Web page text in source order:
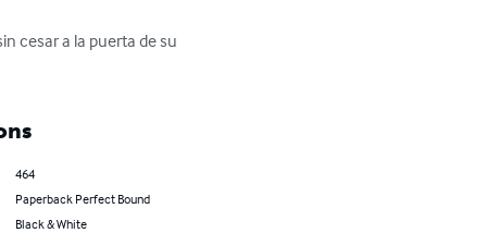
cesar a la puerta de su
464
Paperback Perfect Bound
Black & White